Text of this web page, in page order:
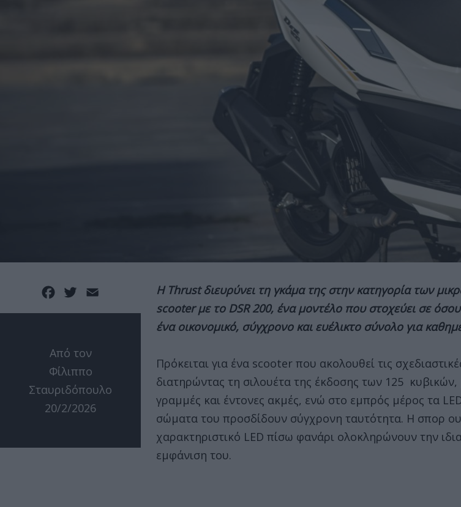
Facebook
Twitter
Από τον
Φίλιππο
Σταυριδόπουλο
20/2/2026
Η Thrust διευρύνει τη γκάμα της στην κατηγορία των
scooter με το DSR 200, ένα μοντέλο που στοχεύει σε
ένα οικονομικό, σύγχρονο και ευέλικτο σύνολο για
Πρόκειται για ένα scooter που ακολουθεί τις
διατηρώντας τη σιλουέτα της έκδοσης των 125 κυβικών,
γραμμές και έντονες ακμές, ενώ στο εμπρός μέρος τα
σώματα του προσδίδουν σύγχρονη ταυτότητα. Η σπορ
χαρακτηριστικό LED πίσω φανάρι ολοκληρώνουν την
εμφάνιση του.